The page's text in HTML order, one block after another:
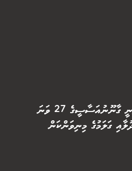
"ހަތާވީސް" މި ނަން ދެވިފައި ވަނީ ގާނޫނުއަސާސީގެ 27 ވަނަ
ގަލަމުގެ މިނިވަންކަން